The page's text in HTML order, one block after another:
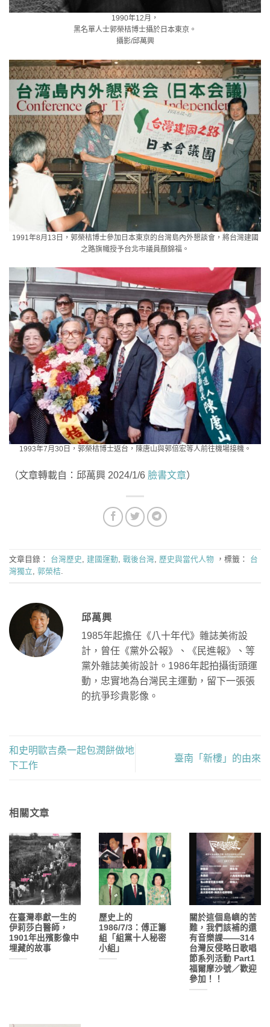
1990年12月，
黑名單人士郭榮桔博士攝於日本東京。
攝影/邱萬興
1991年8月13日，郭榮桔博士參加日本東京的台灣島內外懇談會，將台灣建國
之路旗幟授予台北市議員顏錦福。
1993年7月30日，郭榮桔博士返台，陳唐山與郭倍宏等人前往機場接機。
（文章轉載自：邱萬興 2024/1/6 臉書文章）
文章目錄： 台灣歷史, 建國運動, 戰後台灣, 歷史與當代人物 ，標籤： 台
灣獨立, 郭榮桔.
邱萬興
1985年起擔任《八十年代》雜誌美術設
計，曾任《黨外公報》、《民進報》、等
黨外雜誌美術設計。1986年起拍攝街頭運
動，忠實地為台灣民主運動，留下一張張
的抗爭珍貴影像。
和史明歐吉桑一起包潤餅做地
下工作
臺南「新樓」的由來
相關文章
在臺灣奉獻一生的
伊莉莎白醫師，
1901年出殯影像中
埋藏的故事
歷史上的
1986/7/3：傅正籌
組「組黨十人秘密
小組」
關於這個島嶼的苦
難，我們該補的還
有音樂課——314
台灣反侵略日歌唱
節系列活動 Part1
福爾摩沙號／歡迎
參加！！